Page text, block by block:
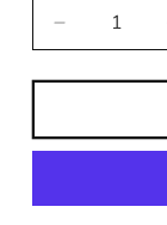
Reducir
cantidad
para
bebe
conejo